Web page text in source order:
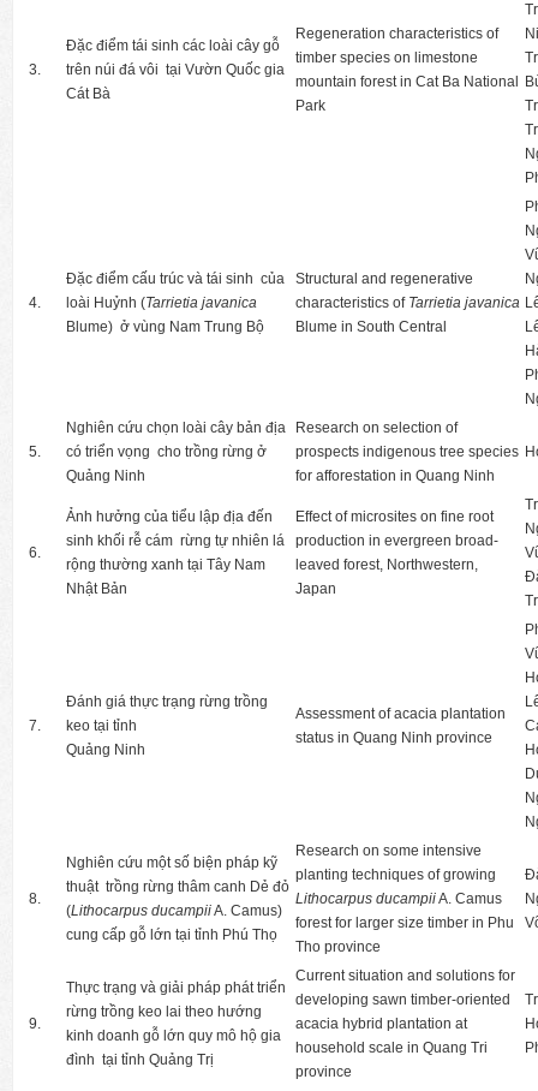
3.
Đặc điểm tái sinh các loài cây gỗ
trên núi đá vôi tại Vườn Quốc gia
Cát Bà
Regeneration characteristics of
timber species on limestone
mountain forest in Cat Ba National
Park
4.
Đặc điểm cấu trúc và tái sinh của
loài Huỷnh (Tarrietia javanica
Blume) ở vùng Nam Trung Bộ
Structural and regenerative
characteristics of Tarrietia javanica
Blume in South Central
5.
Nghiên cứu chọn loài cây bản địa
có triển vọng cho trồng rừng ở
Quảng Ninh
Research on selection of
prospects indigenous tree species
for afforestation in Quang Ninh
6.
Ảnh hưởng của tiểu lập địa đến
sinh khối rễ cám rừng tự nhiên lá
rộng thường xanh tại Tây Nam
Nhật Bản
Effect of microsites on fine root
production in evergreen broad-
leaved forest, Northwestern,
Japan
7.
Đánh giá thực trạng rừng trồng
keo tại tỉnh
Quảng Ninh
Assessment of acacia plantation
status in Quang Ninh province
8.
Nghiên cứu một số biện pháp kỹ
thuật trồng rừng thâm canh Dẻ đỏ
(Lithocarpus ducampiiA. Camus)
cung cấp gỗ lớn tại tỉnh Phú Thọ
Research on some intensive
planting techniques of growing
Lithocarpus ducampiiA. Camus
forest for larger size timber in Phu
Tho province
9.
Thực trạng và giải pháp phát triển
rừng trồng keo lai theo hướng
kinh doanh gỗ lớn quy mô hộ gia
đình tại tỉnh Quảng Trị
Current situation and solutions for
developing sawn timber-oriented
acacia hybrid plantation at
household scale in Quang Tri
province